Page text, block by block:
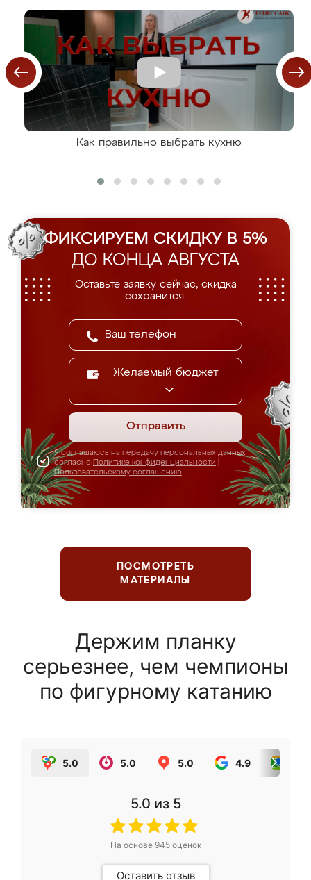
Как правильно выбрать кухню
ФИКСИРУЕМ СКИДКУ В 5%
ДО КОНЦА АВГУСТА
Оставьте заявку сейчас, скидка
сохранится.
Желаемый бюджет
Отправить
Я соглашаюсь на передачу персональных данных
согласно Политике конфиденциальности
Пользовательскому соглашению
ПОСМОТРЕТЬ
МАТЕРИАЛЫ
Держим планку
серьезнее, чем чемпионы
по фигурному катанию
5.0 5.0 5.0 4.9
5.0 из 5
На основе 945оценок
Оставить отзыв